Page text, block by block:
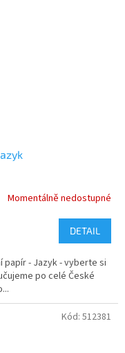
Momentálně nedostupné
DETAIL
papír - Jazyk - vyberte si
po celé České
Kód: 512381